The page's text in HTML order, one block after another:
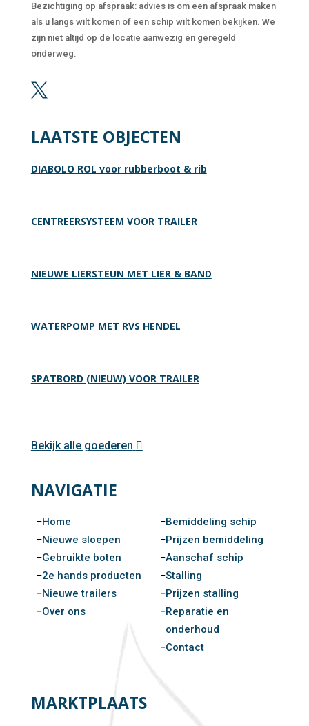
Bezichtiging op afspraak: advies is om een afspraak maken
als u langs wilt komen of een schip wilt komen bekijken. We
zijn niet altijd op de locatie aanwezig en geregeld
onderweg.

LAATSTE OBJECTEN
DIABOLO ROL voor rubberboot & rib
CENTREERSYSTEEM VOOR TRAILER
NIEUWE LIERSTEUN MET LIER & BAND
WATERPOMP MET RVS HENDEL
SPATBORD (NIEUW) VOOR TRAILER
Bekijk alle goederen
NAVIGATIE
Home
Nieuwe sloepen
Gebruikte boten
2e hands producten
Nieuwe trailers
Over ons
Bemiddeling schip
Prijzen bemiddeling
Aanschaf schip
Stalling
Prijzen stalling
Reparatie en
onderhoud
Contact
MARKTPLAATS